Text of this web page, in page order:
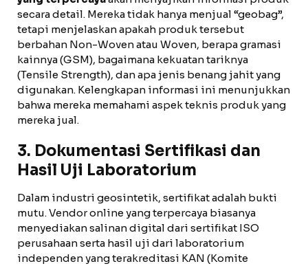
secara detail. Mereka tidak hanya menjual “geobag”,
tetapi menjelaskan apakah produk tersebut
berbahan Non-Woven atau Woven, berapa gramasi
kainnya (GSM), bagaimana kekuatan tariknya
(Tensile Strength), dan apa jenis benang jahit yang
digunakan. Kelengkapan informasi ini menunjukkan
bahwa mereka memahami aspek teknis produk yang
mereka jual.
3. Dokumentasi Sertifikasi dan
Hasil Uji Laboratorium
Dalam industri geosintetik, sertifikat adalah bukti
mutu. Vendor online yang terpercaya biasanya
menyediakan salinan digital dari sertifikat ISO
perusahaan serta hasil uji dari laboratorium
independen yang terakreditasi KAN (Komite